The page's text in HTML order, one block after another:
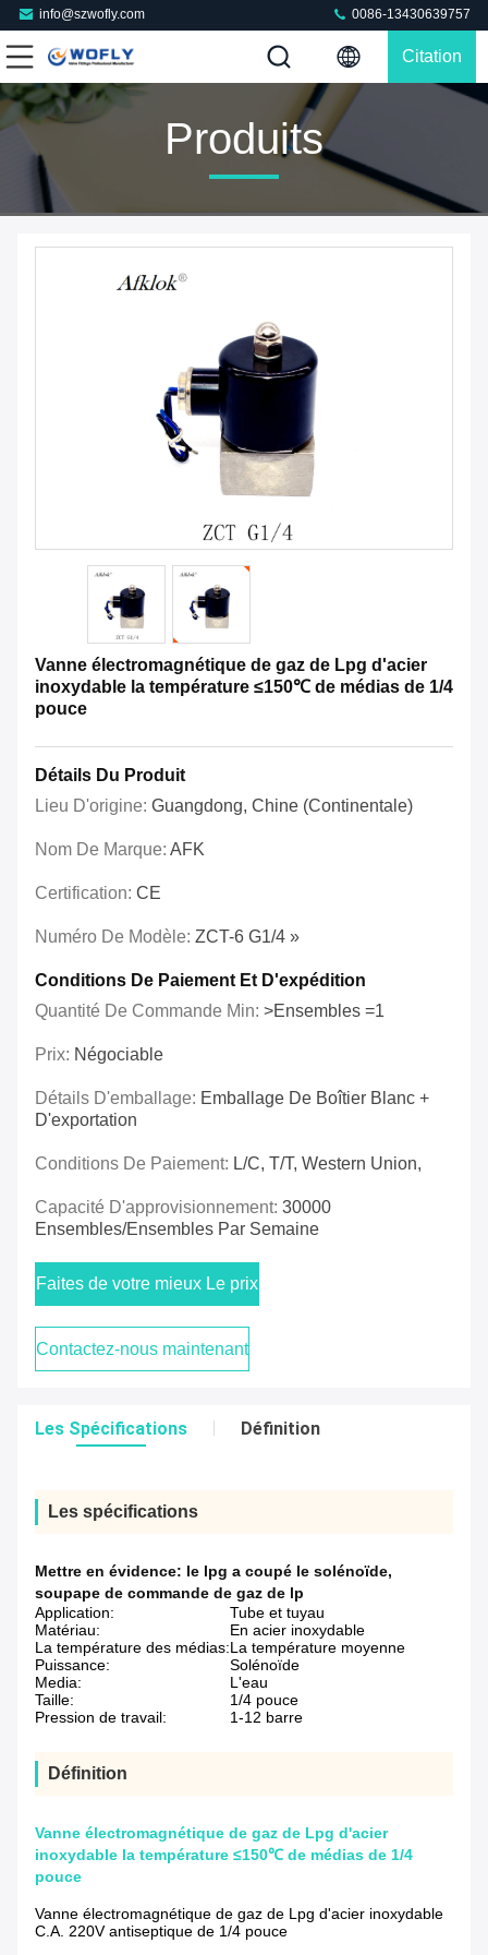
info@szwofly.com 0086-13430639757
Citation
Produits
Vanne électromagnétique de gaz de Lpg d'acier
inoxydable la température ≤150℃ de médias de 1/4
pouce
Détails Du Produit
Lieu D'origine: Guangdong, Chine (continentale)
Nom De Marque: AFK
Certification: CE
Numéro De Modèle: ZCT-6 G1/4 »
Conditions De Paiement Et D'expédition
Quantité De Commande Min: >Ensembles =1
Prix: Négociable
Détails D'emballage: Emballage De Boîtier Blanc +
D'exportation
Conditions De Paiement: L/C, T/T, Western Union,
Capacité D'approvisionnement: 30000
Ensembles/ensembles Par Semaine
Faites de votre mieux Le prix
Contactez-nous maintenant
Les Spécifications Définition
Les spécifications
Mettre en évidence: le lpg a coupé le solénoïde,
soupape de commande de gaz de lp
Application:
Tube et tuyau
Matériau:
En acier inoxydable
La température des médias:La température moyenne
Puissance:
Solénoïde
Media:
L'eau
Taille:
1/4 pouce
Pression de travail:
1-12 barre
Définition
Vanne électromagnétique de gaz de Lpg d'acier
inoxydable la température ≤150℃ de médias de 1/4
pouce
Vanne électromagnétique de gaz de Lpg d'acier inoxydable
C.A. 220V antiseptique de 1/4 pouce